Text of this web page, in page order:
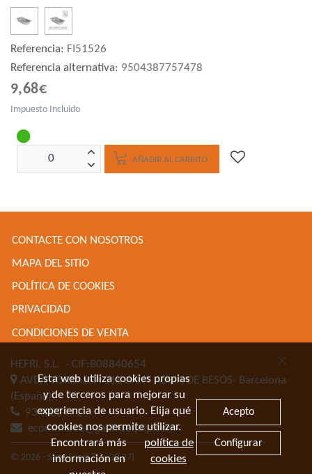
Referencia: FI51526
Referencia alternativa: 9504387757478
9,68€
Impuesto Incluido
AÑADIR AL CARRITO
CONTACTE CON NOSOTROS
MAPA DEL SITIO
POLÍTICA DE COOKIES
PRIVACIDAD
CONDICIONES DE VENTA
HEFRI, S.L. - CIF:B08840654
AVDA TORRASSA 116SANT ADRIA DE BESÒS- Barcelona
(España)
934622471
ecommerce@gastroequip.com
© 2026 - Sage Spain ™ (v.20.27)
Esta web utiliza cookies propias
y de terceros para mejorar su
experiencia de usuario. Elija qué
cookies nos permite utilizar.
Encontrará más
información en
política de
cookies
Acepto
Configurar